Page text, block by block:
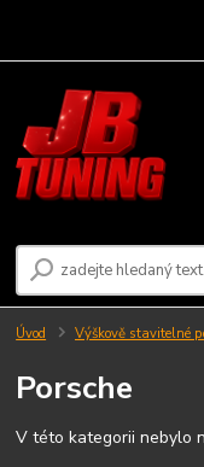
Úvod Výškově stavitelné
Porsche
V této kategorii nebylo